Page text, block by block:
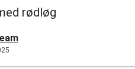
rødløg